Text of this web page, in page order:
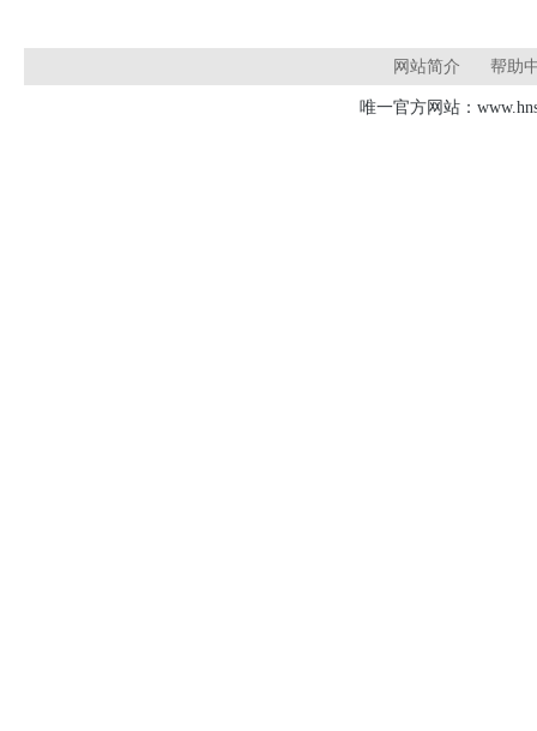
网站简介 帮助
唯一官方网站：